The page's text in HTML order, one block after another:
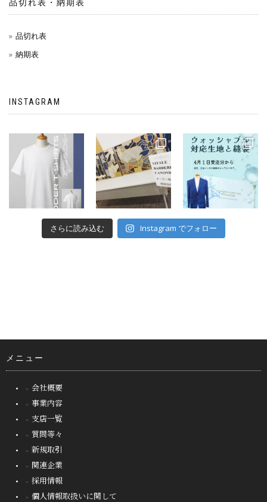
品切れ表・納期表
品切れ表
納期表
INSTAGRAM
さらに読み込む Instagram でフォロー
メニュー
会社概要
事業内容
支店一覧
質問等々
新規取引
関連企業
採用情報
個人情報取扱いに関して